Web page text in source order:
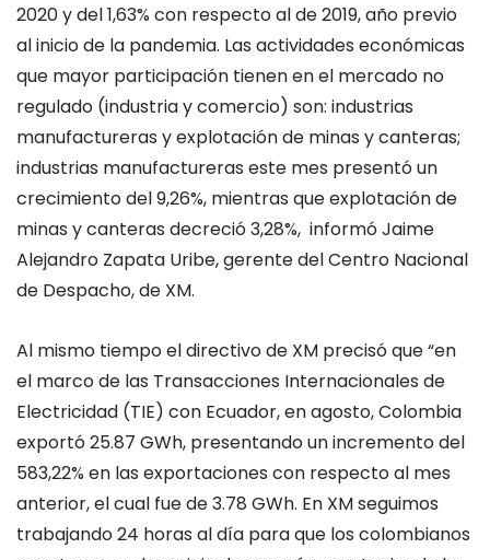
2020 y del 1,63% con respecto al de 2019, año previo
al inicio de la pandemia. Las actividades económicas
que mayor participación tienen en el mercado no
regulado (industria y comercio) son: industrias
manufactureras y explotación de minas y canteras;
industrias manufactureras este mes presentó un
crecimiento del 9,26%, mientras que explotación de
minas y canteras decreció 3,28%, informó Jaime
Alejandro Zapata Uribe, gerente del Centro Nacional
de Despacho, de XM.
Al mismo tiempo el directivo de XM precisó que “en
el marco de las Transacciones Internacionales de
Electricidad (TIE) con Ecuador, en agosto, Colombia
exportó 25.87 GWh, presentando un incremento del
583,22% en las exportaciones con respecto al mes
anterior, el cual fue de 3.78 GWh. En XM seguimos
trabajando 24 horas al día para que los colombianos